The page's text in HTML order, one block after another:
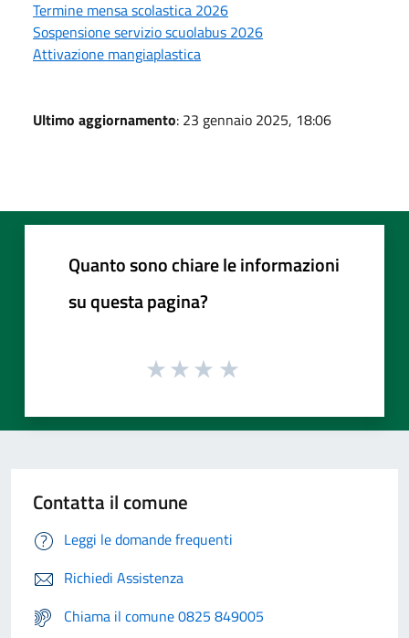
Termine mensa scolastica 2026
Sospensione servizio scuolabus 2026
Attivazione mangiaplastica
Ultimo aggiornamento: 23 gennaio 2025, 18:06
Quanto sono chiare le informazioni
su questa pagina?
Contatta il comune
Leggi le domande frequenti
Richiedi Assistenza
Chiama il comune 0825 849005